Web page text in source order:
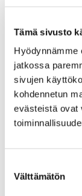
Tämä sivusto
Hyödynnämme
jatkossa
sivujen
kohdennetun
evästeistä ovat
valinta
Välttämätön
monenlaisiin
Männikkö
Ralf
tunnettu
muusikkona.
Maria